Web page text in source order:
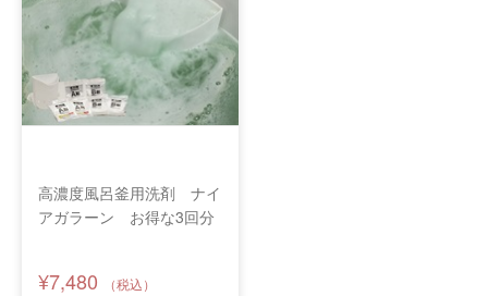
高濃度風呂釜用洗剤 ナイ
アガラーン お得な3回分
¥7,480